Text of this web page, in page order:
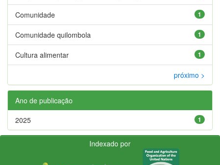
1
Comunidade
1
Comunidade quilombola
1
Cultura alimentar
próximo >
Ano de publicação
1
2025
Indexado por